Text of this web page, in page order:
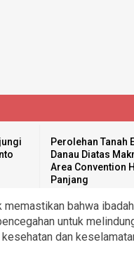
Perolehan Tanah
Danau Diatas
Area Convention
Panjang
bahwa
untuk
dan